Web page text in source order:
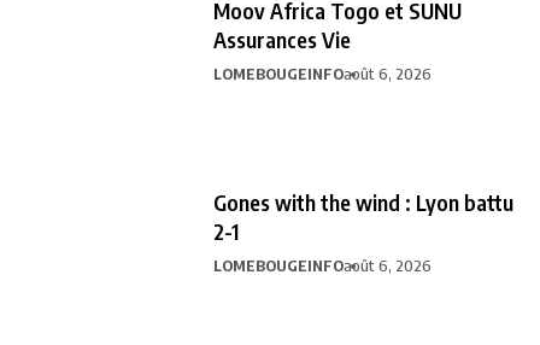
Moov Africa Togo et SUNU
Assurances Vie
LOMEBOUGEINFOaoût 6, 2026
Gones with the wind : Lyon battu
2-1
LOMEBOUGEINFOaoût 6, 2026